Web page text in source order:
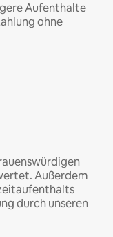
Aufenthalte
ohne
Außerdem
durch unseren